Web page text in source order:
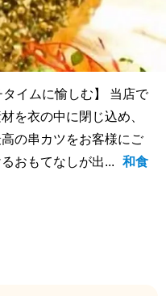
タイムに愉しむ】 当店で
を衣の中に閉じ込め、
の串カツをお客様にご
おもてなしが出...
和食